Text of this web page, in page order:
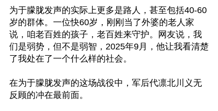
为于朦胧发声的实际上更多是路人，甚至包括40-60
岁的群体。一位快60岁，刚刚当了外婆的老人家
说，咱老百姓的孩子，老百姓来守护。网友说，我
们是弱势，但不是弱智，2025年9月，他让我看清楚
了我处在了一个什么样的社会。
在为于朦胧发声的这场战役中，军后代凛北川义无
反顾的冲在最前面。